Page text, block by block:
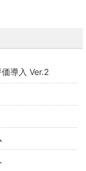
導入 Ver.2